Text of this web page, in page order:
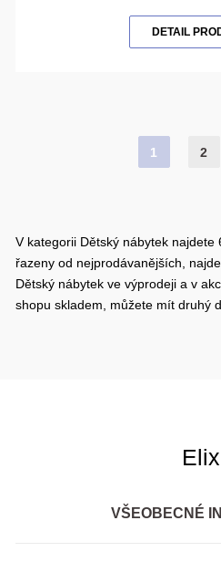
DETAIL
1 2
V kategorii Dětský nábytek najdete
řazeny od nejprodávanějších,
Dětský nábytek ve výprodeji a v
shopu skladem, můžete mít druhý
VŠEOBECNÉ